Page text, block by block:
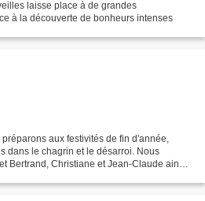
laisse place à de grandes
à la découverte de bonheurs intenses
aux festivités de fin d'année,
dans le chagrin et le désarroi. Nous
Bertrand, Christiane et Jean-Claude ainsi